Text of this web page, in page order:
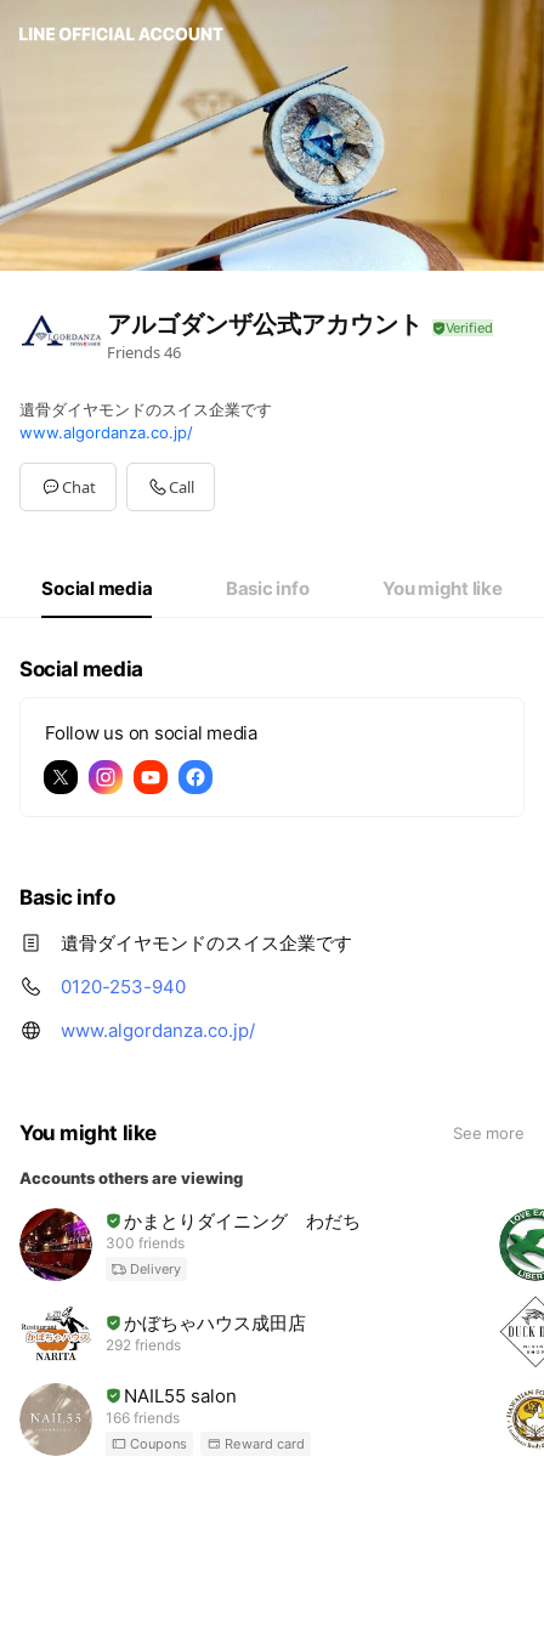
アルゴダンザ公式アカウント
Friends46
遺骨ダイヤモンドのスイス企業です
www.algordanza.co.jp/
Chat Call
Social media Basic info You might like
Social media
Follow us on social media
Basic info
遺骨ダイヤモンドのスイス企業です
0120-253-940
www.algordanza.co.jp/
You might like See more
Accounts others are viewing
かまとりダイニング わだち
300 friends
Delivery
かぼちゃハウス成田店
292 friends
NAIL55 salon
166 friends
Coupons Reward card